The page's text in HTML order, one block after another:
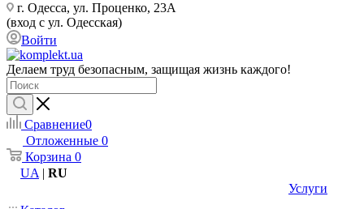
г. Одесса, ул. Проценко, 23А
(вход с ул. Одесская)
Войти
Делаем труд безопасным, защищая жизнь каждого!
Сравнение0
Отложенные 0
Корзина 0
UA | RU
Услуги